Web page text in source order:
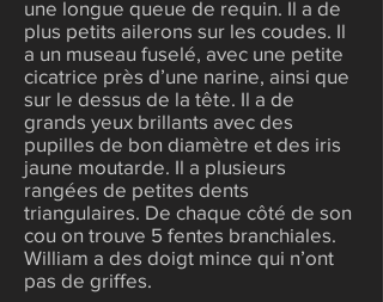
une longue queue de requin. Il a de
plus petits ailerons sur les coudes. Il
a un museau fuselé, avec une petite
cicatrice près d’une narine, ainsi que
sur le dessus de la tête. Il a de
grands yeux brillants avec des
pupilles de bon diamètre et des iris
jaune moutarde. Il a plusieurs
rangées de petites dents
triangulaires. De chaque côté de son
cou on trouve 5 fentes branchiales.
William a des doigt mince qui n’ont
pas de griffes.